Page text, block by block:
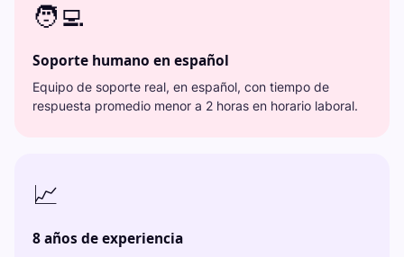
🧑‍💻
Soporte humano en español
Equipo de soporte real, en español, con tiempo de
respuesta promedio menor a 2 horas en horario laboral.
📈
8 años de experiencia